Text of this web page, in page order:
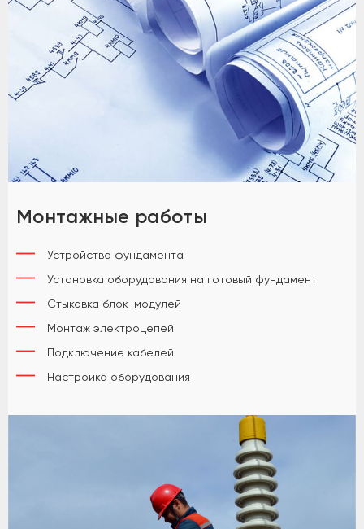
Монтажные работы
Устройство фундамента
Установка оборудования на готовый фундамент
Стыковка блок-модулей
Монтаж электроцепей
Подключение кабелей
Настройка оборудования